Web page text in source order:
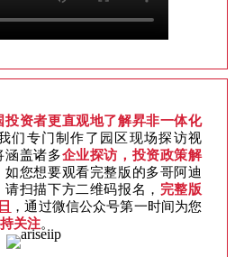
投资者更直观地了解昇非一体化
我们专门制作了园区现场探访视
涵盖诸多企业探访，投资政策解
如您想要观看完整版的多哥阿迪
扫描下方二维码报名， 完整版
，通过微信公众号第一时间为您
关注。